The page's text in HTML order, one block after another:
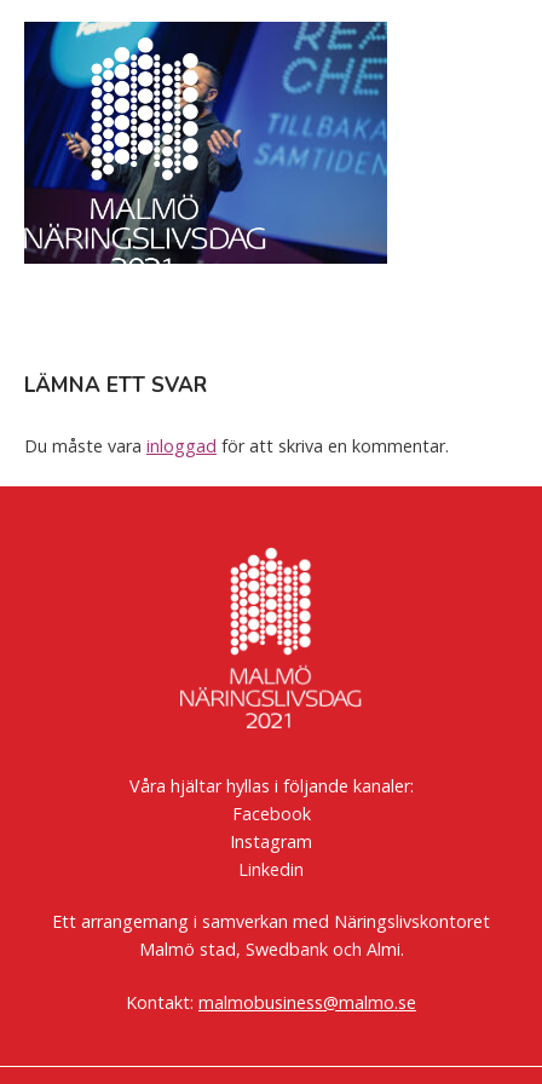
content
Home
LÄMNA ETT SVAR
Du måste vara inloggad för att skriva en kommentar.
Våra hjältar hyllas i följande kanaler:
Facebook
Instagram
Linkedin
Ett arrangemang i samverkan med Näringslivskontoret
Malmö stad, Swedbank och Almi.
Kontakt: malmobusiness@malmo.se